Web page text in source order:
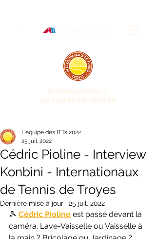
INTERNATIONAUX
DE TENNIS DE TROYES
Cédric Pioline - Interview
Konbini - Internationaux
de Tennis de Troyes
L'équipe des ITTs 2022
25 juil. 2022
Dernière mise à jour : 25 juil. 2022
🎾 Cédric Pioline est passé devant la
caméra. Lave-Vaisselle ou Vaisselle à